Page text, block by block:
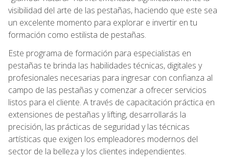
visibilidad del arte de las pestañas, haciendo que este sea
un excelente momento para explorar e invertir en tu
formación como estilista de pestañas.
Este programa de formación para especialistas en
pestañas te brinda las habilidades técnicas, digitales y
profesionales necesarias para ingresar con confianza al
campo de las pestañas y comenzar a ofrecer servicios
listos para el cliente. A través de capacitación práctica en
extensiones de pestañas y lifting, desarrollarás la
precisión, las prácticas de seguridad y las técnicas
artísticas que exigen los empleadores modernos del
sector de la belleza y los clientes independientes.